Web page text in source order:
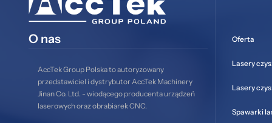
O nas
AccTek Group Polska to autoryzowany
przedstawiciel i dystrybutor AccTek Machinery
Jinan Co. Ltd. - wiodącego producenta urządzeń
laserowych oraz obrabiarek CNC.
Oferta
Lasery
Lasery
Spawarki